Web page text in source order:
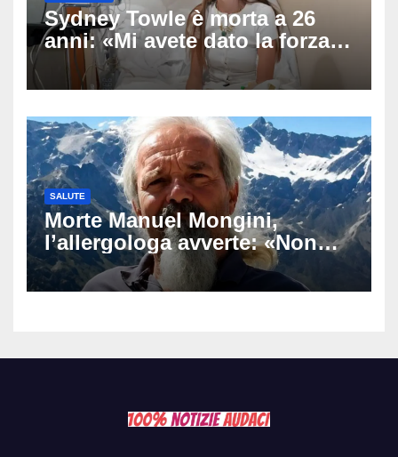
Sydney Towle è morta a 26
anni: «Mi avete dato la forza
di andare avanti», l’ultimo
messaggio dell’influencer
SALUTE
Morte Manuel Mongini,
l’allergologa avverte: «Non
aspettate di sapere se siete
allergici»